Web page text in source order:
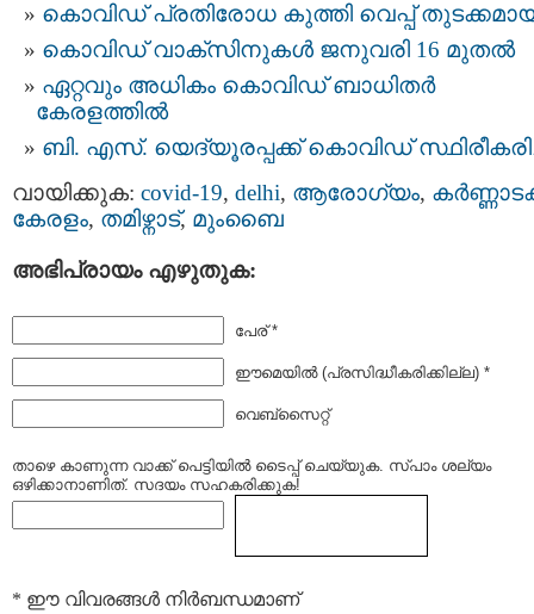
കൊവിഡ് പ്രതിരോധ കുത്തി വെപ്പ്
കൊവിഡ് വാക്സിനുകള്‍ ജനുവരി 16 മുതല്‍
ഏറ്റവും അധികം കൊവിഡ് ബാധിതർ
കേരളത്തിൽ
ബി. എസ്. യെദ്യൂരപ്പക്ക് കൊവിഡ്
വായിക്കുക: covid-19, delhi, ആരോഗ്യം,
കേരളം, തമിഴ്നാട്, മുംബൈ
അഭിപ്രായം എഴുതുക:
പേര് *
ഈമെയില്‍ (പ്രസിദ്ധീകരിക്കില്ല) *
വെബ്സൈറ്റ്
താഴെ കാണുന്ന വാക്ക് പെട്ടിയില്‍ ടൈപ്പ്‌ ചെയ്യുക. സ്പാം ശല്യം
ഒഴിക്കാനാണിത്. സദയം സഹകരിക്കുക!
* ഈ വിവരങ്ങള്‍ നിര്‍ബന്ധമാണ്